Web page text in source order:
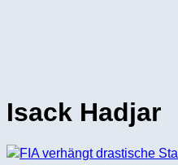
Isack Hadjar